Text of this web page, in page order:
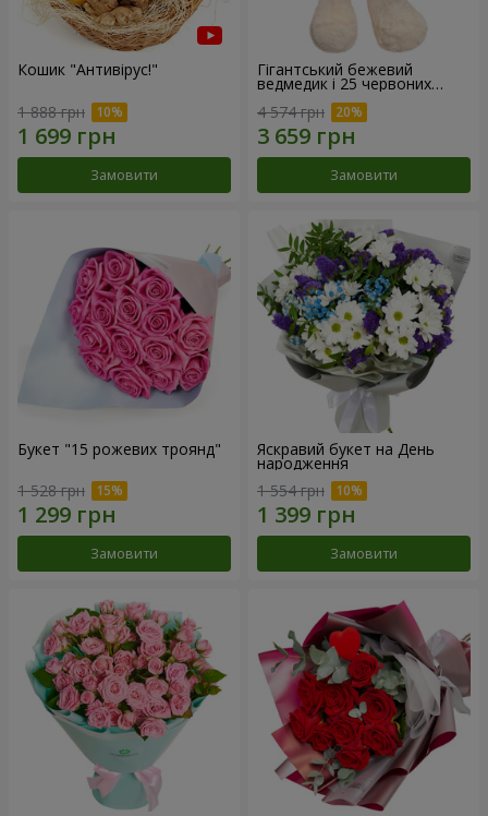
Кошик "Антивірус!"
1 888 грн
Замовити
Гігантський бежевий
ведмедик і 25 червоних
троянд
4 574 грн
Замовити
Букет "15 рожевих троянд"
1 528 грн
Замовити
Яскравий букет на День
народження
1 554 грн
Замовити